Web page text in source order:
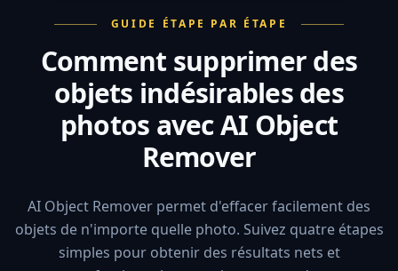
GUIDE ÉTAPE PAR ÉTAPE
Comment supprimer des
objets indésirables des
photos avec AI Object
Remover
AI Object Remover permet d'effacer facilement des
objets de n'importe quelle photo. Suivez quatre étapes
simples pour obtenir des résultats nets et